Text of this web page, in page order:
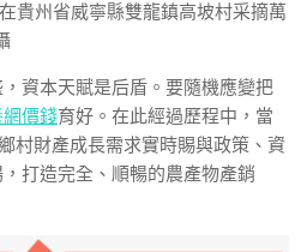
貴州省威寧縣雙龍鎮高坡村采摘萬
資本天賦是后盾。要隨機應變把
價錢育好。在此經過歷程中，當
村財產成長需求實時賜與政策、資
打造完全、順暢的農產物產銷